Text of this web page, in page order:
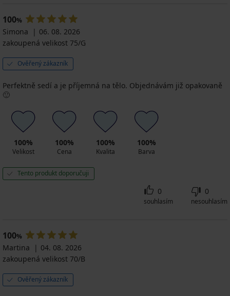
100%
Simona
06. 08. 2026
zakoupená velikost 75/G
Ověřený zákazník
Perfektně sedí a je příjemná na tělo. Objednávám již opakovaně
🙂
100%
Velikost
100%
Cena
100%
Kvalita
100%
Barva
Tento produkt doporučuji
0
souhlasím
0
nesouhlasím
100%
Martina
04. 08. 2026
zakoupená velikost 70/B
Ověřený zákazník